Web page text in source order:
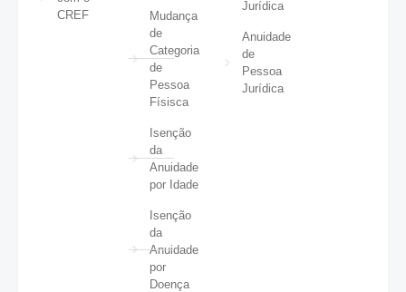
CREF
Mudança
de
Categoria
de
Pessoa
Físisca
Isenção
da
Anuidade
por Idade
Isenção
da
Anuidade
por
Doença
Jurídica
Anuidade
de
Pessoa
Jurídica